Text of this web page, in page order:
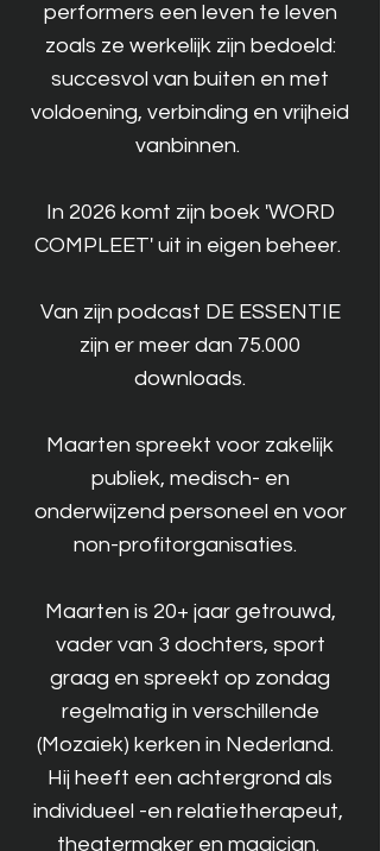
performers een leven te leven
zoals ze werkelijk zijn bedoeld:
succesvol van buiten en met
voldoening, verbinding en vrijheid
vanbinnen.
In 2026 komt zijn boek 'WORD
COMPLEET' uit in eigen beheer.
Van zijn podcast DE ESSENTIE
zijn er meer dan 75.000
downloads.
Maarten spreekt voor zakelijk
publiek, medisch- en
onderwijzend personeel en voor
non-profitorganisaties.
Maarten is 20+ jaar getrouwd,
vader van 3 dochters, sport
graag en spreekt op zondag
regelmatig in verschillende
(Mozaiek) kerken in Nederland.
Hij heeft een achtergrond als
individueel -en relatietherapeut,
theatermaker en magician.